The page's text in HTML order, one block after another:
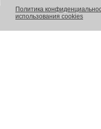
Политика
использования cookies